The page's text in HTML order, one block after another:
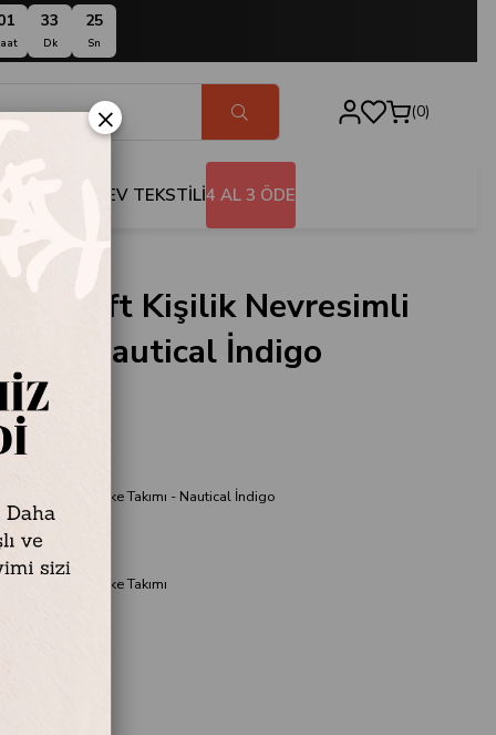
33
Dk
24
Sn
0
EV TEKSTİLİ4 AL 3 ÖDE
Çift Kişilik Nevresimli
- Nautical İndigo
İstanbul
Nevresimli Pike Takımı - Nautical İndigo
Nevresimli Pike Takımı
×